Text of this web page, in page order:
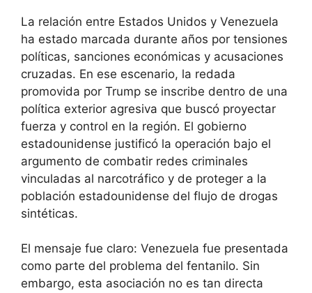
La relación entre Estados Unidos y Venezuela
ha estado marcada durante años por tensiones
políticas, sanciones económicas y acusaciones
cruzadas. En ese escenario, la redada
promovida por Trump se inscribe dentro de una
política exterior agresiva que buscó proyectar
fuerza y control en la región. El gobierno
estadounidense justificó la operación bajo el
argumento de combatir redes criminales
vinculadas al narcotráfico y de proteger a la
población estadounidense del flujo de drogas
sintéticas.
El mensaje fue claro: Venezuela fue presentada
como parte del problema del fentanilo. Sin
embargo, esta asociación no es tan directa